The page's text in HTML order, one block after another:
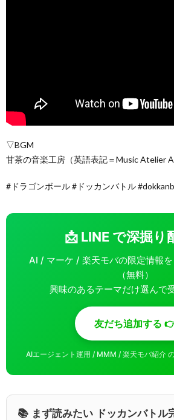
▽BGM
甘茶の音楽工房（英語表記＝Music Atelier
#ドラゴンボール #ドッカンバトル
📩 LINE で深掘り
AI / マーケ / 楽天モバの限定情報を
（無料）
興味のあるテーマだけ選んで
友だち追加する
AIエージェント運用 / MMM / 楽天モバ紹介
📚 まず読みたい ドッカンバトル